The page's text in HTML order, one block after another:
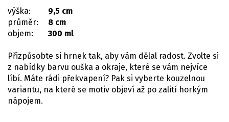
výška:
9,5 cm
průměr:
8 cm
objem:
300 ml
Přizpůsobte si hrnek tak, aby vám dělal radost. Zvolte si
z nabídky barvu ouška a okraje, které se vám nejvíce
líbí. Máte rádi překvapení? Pak si vyberte kouzelnou
variantu, na které se motiv objeví až po zalití horkým
nápojem.